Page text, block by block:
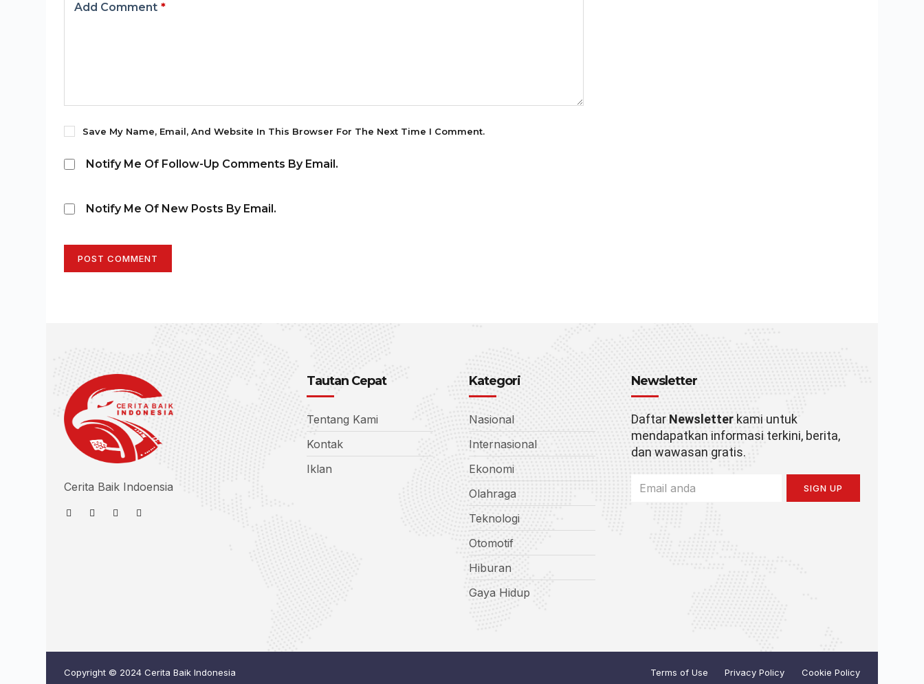
Add Comment *
Save My Name, Email, And Website In This Browser For The Next Time I Comment.
Notify Me Of Follow-Up Comments By Email.
Notify Me Of New Posts By Email.
POST COMMENT
Cerita Baik Indoensia
Tautan Cepat
Tentang Kami
Kontak
Iklan
Kategori
Nasional
Internasional
Ekonomi
Olahraga
Teknologi
Otomotif
Hiburan
Gaya Hidup
Newsletter
Daftar Newsletterkami untuk
mendapatkan informasi terkini, berita,
dan wawasan gratis.
SIGN UP
Copyright © 2024 Cerita Baik Indonesia Terms of Use Privacy Policy Cookie Policy